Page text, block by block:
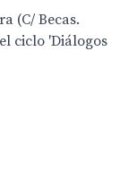
(C/ Becas.
ciclo 'Diálogos